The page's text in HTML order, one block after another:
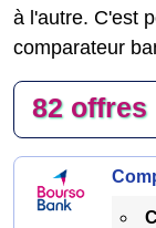
à l'autre. C'est
comparateur
82 offres